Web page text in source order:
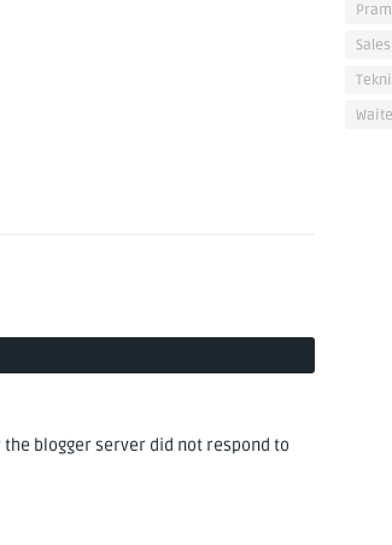
blogger server did not respond to
Sales